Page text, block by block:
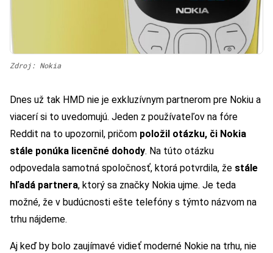
Zdroj: Nokia
Dnes už tak HMD nie je exkluzívnym partnerom pre Nokiu a
viacerí si to uvedomujú. Jeden z používateľov na fóre
Reddit na to upozornil, pričom položil otázku, či Nokia
stále ponúka licenčné dohody. Na túto otázku
odpovedala samotná spoločnosť, ktorá potvrdila, že stále
hľadá partnera, ktorý sa značky Nokia ujme. Je teda
možné, že v budúcnosti ešte telefóny s týmto názvom na
trhu nájdeme.
Aj keď by bolo zaujímavé vidieť moderné Nokie na trhu, nie